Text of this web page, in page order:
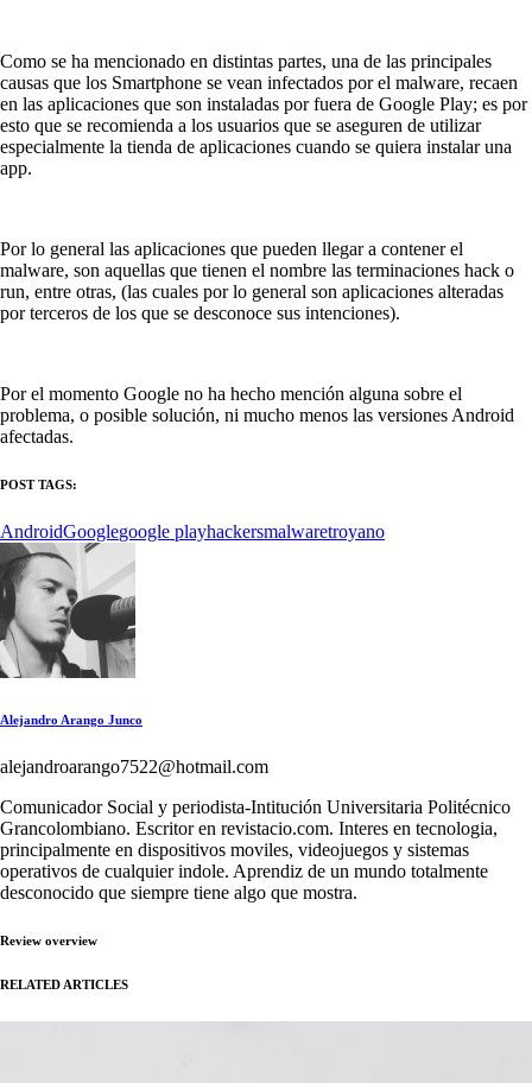
Como se ha mencionado en distintas partes, una de las principales
causas que los Smartphone se vean infectados por el malware, recaen
en las aplicaciones que son instaladas por fuera de Google Play; es por
esto que se recomienda a los usuarios que se aseguren de utilizar
especialmente la tienda de aplicaciones cuando se quiera instalar una
app.
Por lo general las aplicaciones que pueden llegar a contener el
malware, son aquellas que tienen el nombre las terminaciones hack o
run, entre otras, (las cuales por lo general son aplicaciones alteradas
por terceros de los que se desconoce sus intenciones).
Por el momento Google no ha hecho mención alguna sobre el
problema, o posible solución, ni mucho menos las versiones Android
afectadas.
POST TAGS:
AndroidGooglegoogle playhackersmalwaretroyano
Alejandro Arango Junco
alejandroarango7522@hotmail.com
Comunicador Social y periodista-Intitución Universitaria Politécnico
Grancolombiano. Escritor en revistacio.com. Interes en tecnologia,
principalmente en dispositivos moviles, videojuegos y sistemas
operativos de cualquier indole. Aprendiz de un mundo totalmente
desconocido que siempre tiene algo que mostra.
Review overview
RELATED ARTICLES